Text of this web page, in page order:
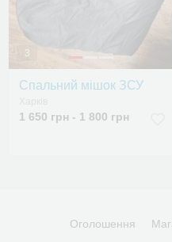
3
Спальний мішок ЗСУ
1 650 грн - 1 800 грн
Оголошення